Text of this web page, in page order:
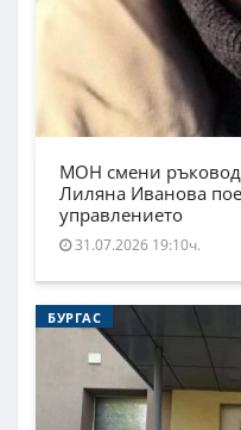
МОН смени
Лиляна Иванова
управлението
31.07.2026 19:10ч.
БУРГАС